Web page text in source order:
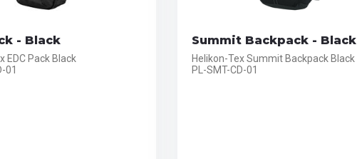
- Black
EDC Pack Black
01
Summit Backpack - Black
Helikon-Tex Summit Backpack Black
PL-SMT-CD-01